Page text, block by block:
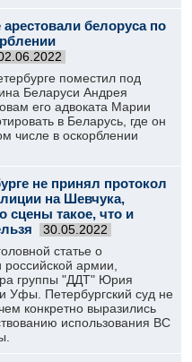
арестовали белоруса по
поместил под
Беларуси Андрея
его адвоката Марии
в Беларусь, где он
числе в оскорблении
не принял протокол
на Шевчука,
сцены такое, что и
30.05.2022
статье о
российской армии,
группы "ДДТ" Юрия
Уфы. Петербургский суд не
конкретно выразились
использования ВС